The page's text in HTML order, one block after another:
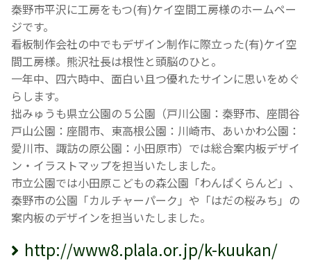
秦野市平沢に工房をもつ(有)ケイ空間工房様のホームペー
ジです。
看板制作会社の中でもデザイン制作に際立った(有)ケイ空
間工房様。熊沢社長は根性と頭脳のひと。
一年中、四六時中、面白い且つ優れたサインに思いをめぐ
らします。
拙みゅうも県立公園の５公園（戸川公園：秦野市、座間谷
戸山公園：座間市、東高根公園：川崎市、あいかわ公園：
愛川市、諏訪の原公園：小田原市）では総合案内板デザイ
ン・イラストマップを担当いたしました。
市立公園では小田原こどもの森公園「わんぱくらんど」、
秦野市の公園「カルチャーパーク」や「はだの桜みち」の
案内板のデザインを担当いたしました。
http://www8.plala.or.jp/k-kuukan/